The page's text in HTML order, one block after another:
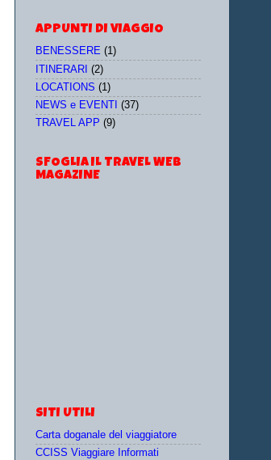
APPUNTI DI VIAGGIO
BENESSERE (1)
ITINERARI (2)
LOCATIONS (1)
NEWS e EVENTI
(37)
TRAVEL APP (9)
SFOGLIA IL TRAVEL WEB
MAGAZINE
SITI UTILI
Carta doganale del viaggiatore
CCISS Viaggiare Informati